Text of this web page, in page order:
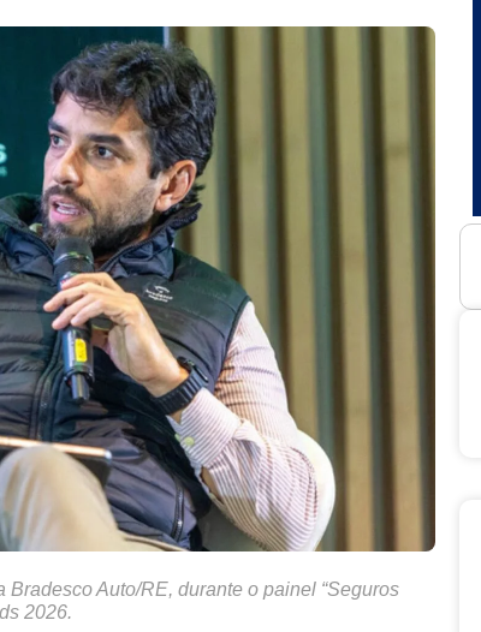
Auto/RE, durante o painel “Seguros
2026.